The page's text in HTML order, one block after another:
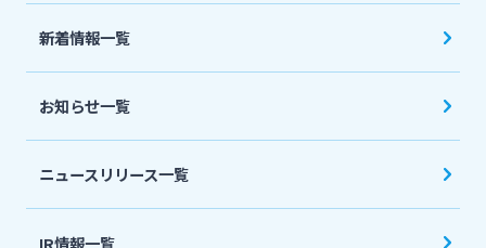
法人・個人事業主のお客さま
宮崎銀行について
ニュースリリース一覧
新着情報一覧
お知らせ一覧
ニュースリリース一覧
IR情報一覧